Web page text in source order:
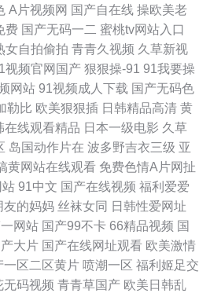
A片视频网 国产自在线 操欧美老
费 国产无码一二 蜜桃tv网站入口
女自拍偷拍 青青久视频 久草新视
视频官网国产 狠狠操-91 91我要操
网站 91视频成人下载 国产无码色
勒比 欧美狠狠插 日韩精品高清 黄
在线观看精品 日本一级电影 久草
岛国动作片在 波多野吉衣三级 亚
黄网站在线观看 免费色情A片网扯
站 91中文 国产在线视频 福利爱爱
友的妈妈 丝袜女同 日韩性爱网址
网站 国产99不卡 66精品视频 国
大片 国产在线网址观看 欧美激情
一区二区黄片 喷潮一区 福利姬足交
无码视频 青青草国产 欧美日韩乱